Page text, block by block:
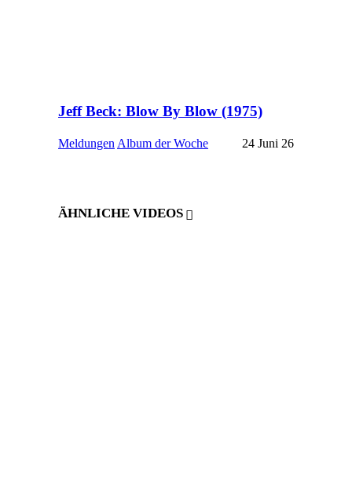
Jeff Beck: Blow By Blow (1975)
Meldungen Album der Woche 24 Juni 26
ÄHNLICHE VIDEOS